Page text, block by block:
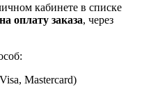
кабинете в списке
на оплату заказа, через
Mastercard)